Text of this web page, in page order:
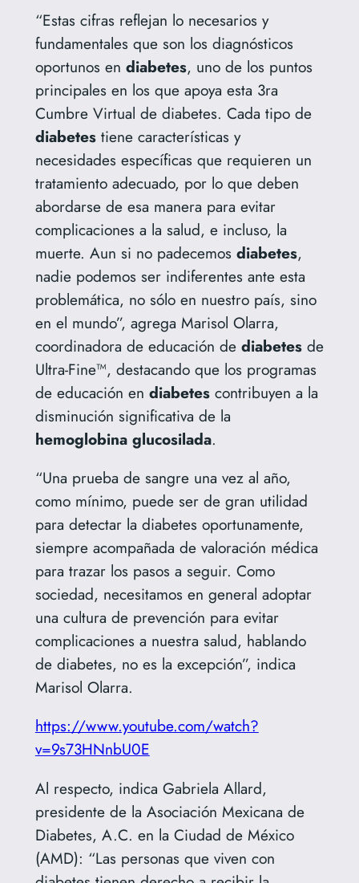
“Estas cifras reflejan lo necesarios y
fundamentales que son los diagnósticos
oportunos en diabetes, uno de los puntos
principales en los que apoya esta 3ra
Cumbre Virtual de diabetes. Cada tipo de
diabetestiene características y
necesidades específicas que requieren un
tratamiento adecuado, por lo que deben
abordarse de esa manera para evitar
complicaciones a la salud, e incluso, la
muerte. Aun si no padecemos diabetes,
nadie podemos ser indiferentes ante esta
problemática, no sólo en nuestro país, sino
en el mundo”, agrega Marisol Olarra,
coordinadora de educación de diabetesde
Ultra-Fine™, destacando que los programas
de educación en diabetescontribuyen a la
disminución significativa de la
hemoglobina glucosilada.
“Una prueba de sangre una vez al año,
como mínimo, puede ser de gran utilidad
para detectar la diabetes oportunamente,
siempre acompañada de valoración médica
para trazar los pasos a seguir. Como
sociedad, necesitamos en general adoptar
una cultura de prevención para evitar
complicaciones a nuestra salud, hablando
de diabetes, no es la excepción”, indica
Marisol Olarra.
https://www.youtube.com/watch?
v=9s73HNnbU0E
Al respecto, indica Gabriela Allard,
presidente de la Asociación Mexicana de
Diabetes, A.C. en la Ciudad de México
(AMD): “Las personas que viven con